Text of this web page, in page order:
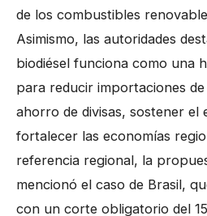
de los combustibles
Asimismo, las autoridades
biodiésel funciona como una
para reducir importaciones
ahorro de divisas, sostener el
fortalecer las economías
referencia regional, la
mencionó el caso de Brasil,
con un corte obligatorio del